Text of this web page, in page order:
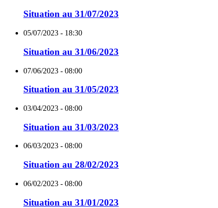
Situation au 31/07/2023
05/07/2023 - 18:30
Situation au 31/06/2023
07/06/2023 - 08:00
Situation au 31/05/2023
03/04/2023 - 08:00
Situation au 31/03/2023
06/03/2023 - 08:00
Situation au 28/02/2023
06/02/2023 - 08:00
Situation au 31/01/2023